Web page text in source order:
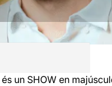
és un SHOW en